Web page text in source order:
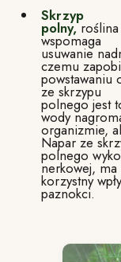
Skrzyp
polny,roślina
wspomaga
usuwanie
czemu
powstawaniu
ze skrzypu
polnego jest
wody
organizmie,
Napar ze
polnego
nerkowej,
korzystny
paznokci.